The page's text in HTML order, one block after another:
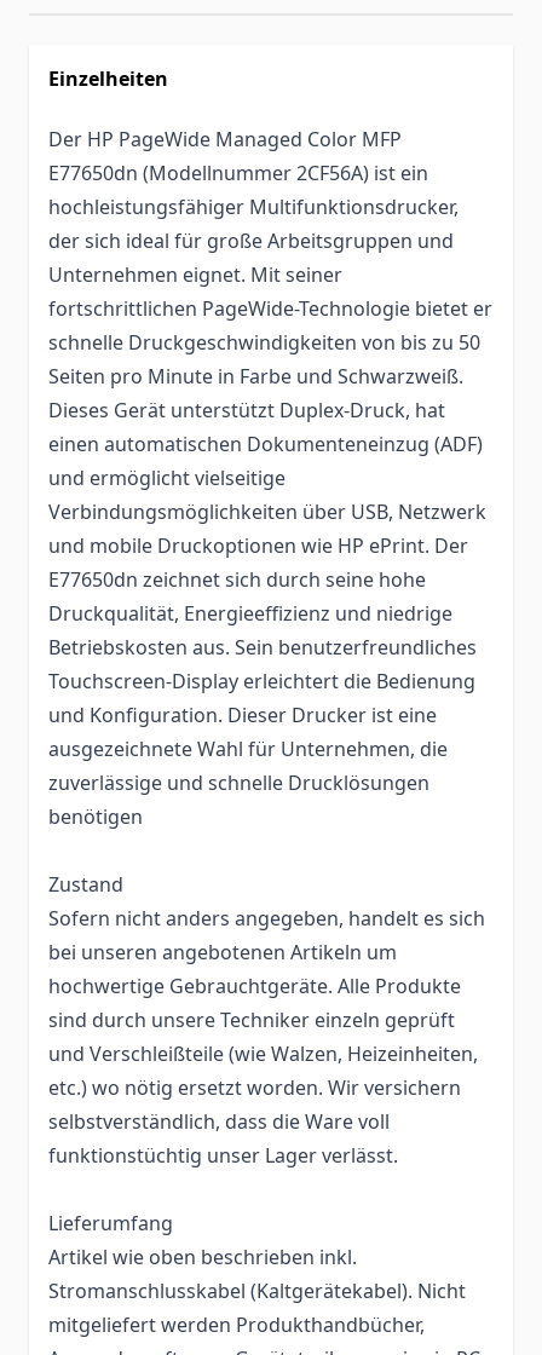
Einzelheiten
Der HP PageWide Managed Color MFP
E77650dn (Modellnummer 2CF56A) ist ein
hochleistungsfähiger Multifunktionsdrucker,
der sich ideal für große Arbeitsgruppen und
Unternehmen eignet. Mit seiner
fortschrittlichen PageWide-Technologie bietet er
schnelle Druckgeschwindigkeiten von bis zu 50
Seiten pro Minute in Farbe und Schwarzweiß.
Dieses Gerät unterstützt Duplex-Druck, hat
einen automatischen Dokumenteneinzug (ADF)
und ermöglicht vielseitige
Verbindungsmöglichkeiten über USB, Netzwerk
und mobile Druckoptionen wie HP ePrint. Der
E77650dn zeichnet sich durch seine hohe
Druckqualität, Energieeffizienz und niedrige
Betriebskosten aus. Sein benutzerfreundliches
Touchscreen-Display erleichtert die Bedienung
und Konfiguration. Dieser Drucker ist eine
ausgezeichnete Wahl für Unternehmen, die
zuverlässige und schnelle Drucklösungen
benötigen
Zustand
Sofern nicht anders angegeben, handelt es sich
bei unseren angebotenen Artikeln um
hochwertige Gebrauchtgeräte. Alle Produkte
sind durch unsere Techniker einzeln geprüft
und Verschleißteile (wie Walzen, Heizeinheiten,
etc.) wo nötig ersetzt worden. Wir versichern
selbstverständlich, dass die Ware voll
funktionstüchtig unser Lager verlässt.
Lieferumfang
Artikel wie oben beschrieben inkl.
Stromanschlusskabel (Kaltgerätekabel). Nicht
mitgeliefert werden Produkthandbücher,